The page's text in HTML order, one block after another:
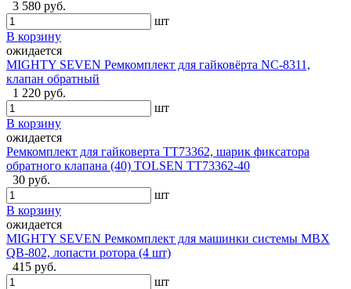
3 580 руб.
шт
В корзину
ожидается
MIGHTY SEVEN Ремкомплект для гайковёрта NC-8311,
клапан обратный
1 220 руб.
шт
В корзину
ожидается
Ремкомплект для гайковерта TT73362, шарик фиксатора
обратного клапана (40) TOLSEN TT73362-40
30 руб.
шт
В корзину
ожидается
MIGHTY SEVEN Ремкомплект для машинки системы MBX
QB-802, лопасти ротора (4 шт)
415 руб.
шт